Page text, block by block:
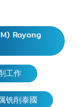
Rayong
工作
铣削泰國